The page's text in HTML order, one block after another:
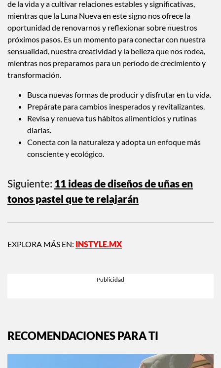
de la vida y a cultivar relaciones estables y significativas,
mientras que la Luna Nueva en este signo nos ofrece la
oportunidad de renovarnos y reflexionar sobre nuestros
próximos pasos. Es un momento para conectar con nuestra
sensualidad, nuestra creatividad y la belleza que nos rodea,
mientras nos preparamos para un período de crecimiento y
transformación.
Busca nuevas formas de producir y disfrutar en tu vida.
Prepárate para cambios inesperados y revitalizantes.
Revisa y renueva tus hábitos alimenticios y rutinas
diarias.
Conecta con la naturaleza y adopta un enfoque más
consciente y ecológico.
Siguiente: 11 ideas de diseños de uñas en
tonos pastel que te relajarán
EXPLORA MÁS EN: INSTYLE.MX
RECOMENDACIONES PARA TI